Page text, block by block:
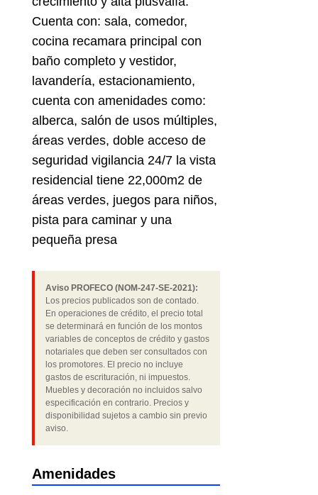
Cuenta con: sala, comedor,
cocina recamara principal con
baño completo y vestidor,
lavandería, estacionamiento,
cuenta con amenidades como:
alberca, salón de usos múltiples,
áreas verdes, doble acceso de
seguridad vigilancia 24/7 la vista
residencial tiene 22,000m2 de
áreas verdes, juegos para niños,
pista para caminar y una
pequeña presa
Aviso PROFECO (NOM-247-SE-2021):
Los precios publicados son de contado.
En operaciones de crédito, el precio total
se determinará en función de los montos
variables de conceptos de crédito y gastos
notariales que deben ser consultados con
los promotores. El precio no incluye
gastos de escrituración, ni impuestos.
Muebles y decoración no incluidos salvo
especificación en contrario. Precios y
disponibilidad sujetos a cambio sin previo
aviso.
Amenidades